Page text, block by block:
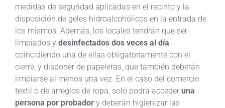
medidas de seguridad aplicadas en el recinto y la
disposición de geles hidroalcohólicos en la entrada de
los mismos. Además, los locales tendrán que ser
limpiados y desinfectados dos veces al día
coincidiendo una de ellas obligatoriamente con el
cierre, y disponer de papeleras, que también deberán
limpiarse al menos una vez. En el caso del comercio
textil o de arreglos de ropa, solo podrá acceder una
persona por probador y deberán higienizar las